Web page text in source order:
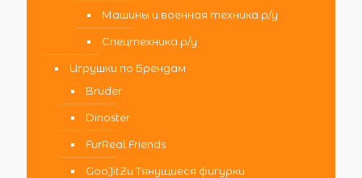
Машины и военная техника р/у
Спецтехника р/у
Игрушки по Брендам
Bruder
Dinoster
FurReal Friends
GooJitZu Тянущиеся фигурки